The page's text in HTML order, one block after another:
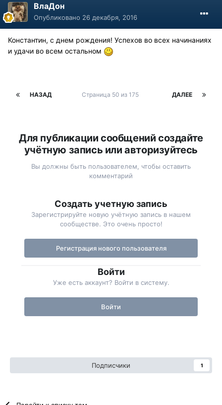
ВлаДон
Опубликовано 26 декабря, 2016
Константин, с днем рождения! Успехов во всех начинаниях
и удачи во всем остальном
НАЗАД ДАЛЕЕ
Страница 50 из 175
Для публикации сообщений создайте
учётную запись или авторизуйтесь
Вы должны быть пользователем, чтобы оставить
комментарий
Создать учетную запись
Зарегистрируйте новую учётную запись в нашем
сообществе. Это очень просто!
Регистрация нового пользователя
Войти
Уже есть аккаунт? Войти в систему.
Войти
Подписчики 1